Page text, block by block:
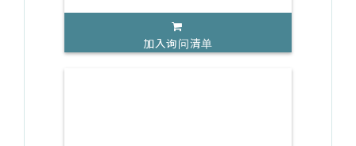
加入询问清单